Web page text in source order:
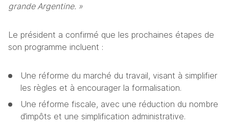
grande Argentine. »
Le président a confirmé que les prochaines étapes de
son programme incluent :
Une réforme du marché du travail, visant à simplifier
les règles et à encourager la formalisation.
Une réforme fiscale, avec une réduction du nombre
d’impôts et une simplification administrative.